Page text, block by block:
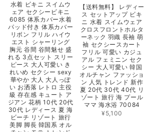
水着 ビキニ スイムウ
ェア セクシービキニ
6085 体系カバー水着
パッド付き 体系カバー
リボン フリル ハイウ
エスト シャーリング
胸元 谷間 谷間魅せ 盛
れる 3点セット スリー
ピース 大人可愛い き
れいめ セクシー sexy
華やか 大人 大人っぽ
い お洒落 レトロ 主役
級 存在感 キュート ア
ジアン 花柄 10代 20代
30代 レディース 夏 海
ビーチ リゾート 旅行
美脚 脚長 韓国系 オル
【送料無料】 レディー
ス セットアップ ビキ
ニ 水着 スイムウェア
クロスフロントホルタ
ーネック 羽織 長袖 萌
袖 セクシースカート
フリル 可愛い カジュ
アル フェミニン セク
シー 大人可愛い 韓国
オルチャン ファッショ
ン 人気 トレンド 新作
夏 20代 30代 40代 リ
ゾート 旅行 海 プール
ママ 海水浴 70084
¥5,100